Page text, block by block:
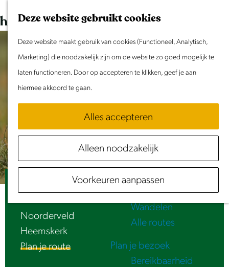
Deze website gebruikt cookies
Deze website maakt gebruik van cookies (Functioneel, Analytisch,
Marketing) die noodzakelijk zijn om de website zo goed mogelijk te
laten functioneren. Door op accepteren te klikken, geef je aan
hiermee akkoord te gaan.
Alles accepteren
Alleen noodzakelijk
Voorkeuren aanpassen
G
a
h
o
m
e
K
a
r
t
Z
e
k
e
n
e
n
u
Evenement aanmelden
Doen & Beleven
Zomer in Laag Holland
Met kinderen
Samen eropuit
Rust & Stilte
Activiteiten
Routes
Fietsen
Varen
Wandelen
Alle routes
Plan je bezoek
Bereikbaarheid
Het Noorderveld
Noorderveld
Heemskerk
Plan je routen